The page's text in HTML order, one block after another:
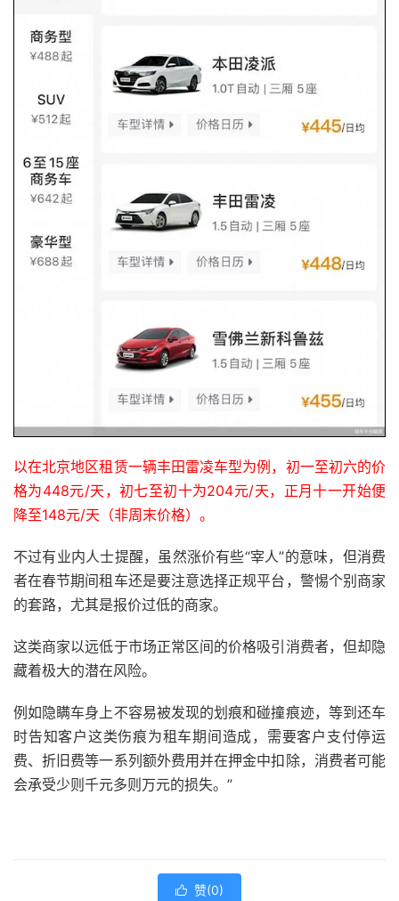
以在北京地区租赁一辆丰田雷凌车型为例，初一至初六的价
格为448元/天，初七至初十为204元/天，正月十一开始便
降至148元/天（非周末价格）。
不过有业内人士提醒，虽然涨价有些“宰人”的意味，但消费
者在春节期间租车还是要注意选择正规平台，警惕个别商家
的套路，尤其是报价过低的商家。
这类商家以远低于市场正常区间的价格吸引消费者，但却隐
藏着极大的潜在风险。
例如隐瞒车身上不容易被发现的划痕和碰撞痕迹，等到还车
时告知客户这类伤痕为租车期间造成，需要客户支付停运
费、折旧费等一系列额外费用并在押金中扣除，消费者可能
会承受少则千元多则万元的损失。”
 赞(0)